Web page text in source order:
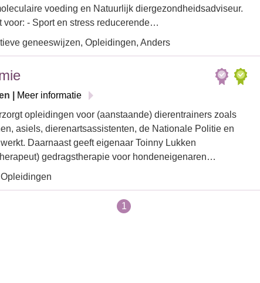
voeding en Natuurlijk diergezondheidsadviseur.
voor: - Sport en stress reducerende…
geneeswijzen, Opleidingen, Anders
|
Meer informatie
opleidingen voor (aanstaande) dierentrainers zoals
asiels, dierenartsassistenten, de Nationale Politie en
Daarnaast geeft eigenaar Toinny Lukken
gedragstherapie voor hondeneigenaren…
1